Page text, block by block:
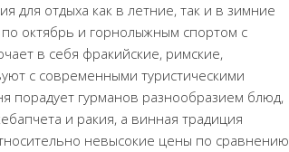
для отдыха как в летние, так и в зимние
октябрь и горнолыжным спортом с
в себя фракийские, римские,
с современными туристическими
порадует гурманов разнообразием блюд,
и ракия, а винная традиция
невысокие цены по сравнению